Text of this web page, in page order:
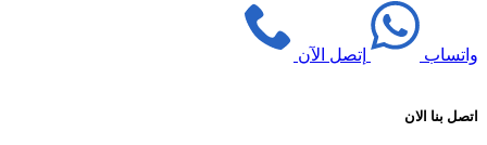
واتساب إتصل الآن
اتصل بنا الان